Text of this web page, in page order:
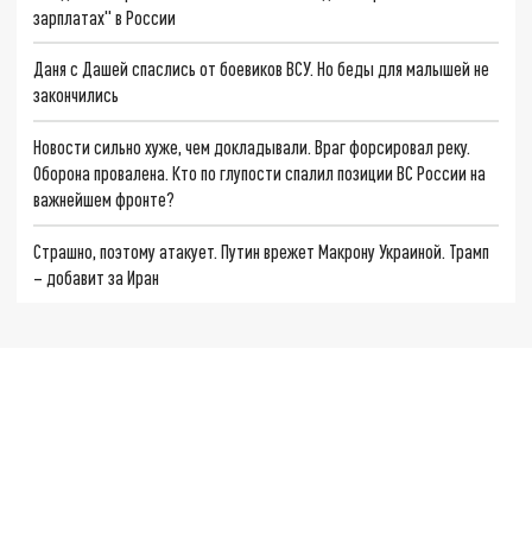
зарплатах" в России
Даня с Дашей спаслись от боевиков ВСУ. Но беды для малышей не
закончились
Новости сильно хуже, чем докладывали. Враг форсировал реку.
Оборона провалена. Кто по глупости спалил позиции ВС России на
важнейшем фронте?
Страшно, поэтому атакует. Путин врежет Макрону Украиной. Трамп
– добавит за Иран